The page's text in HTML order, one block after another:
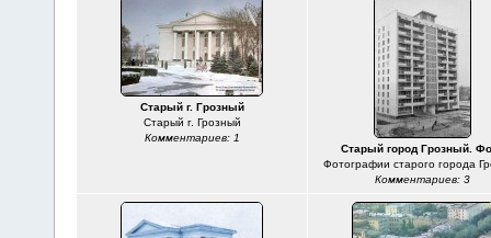
Старый г. Грозный
Старый г. Грозный
Комментариев: 1
Старый город Грозный.
Фотографии старого города
Комментариев: 3